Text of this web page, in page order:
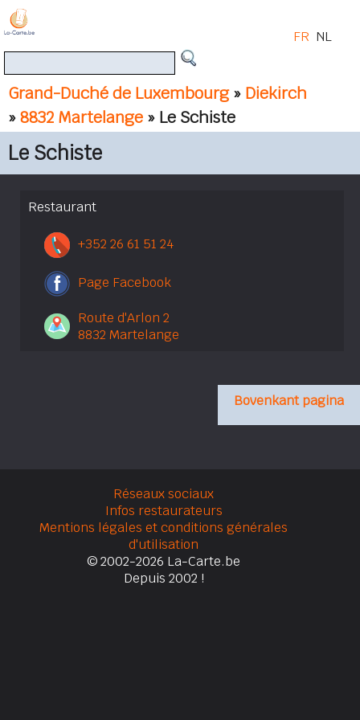
Grand-Duché de Luxembourg» Diekirch
»8832 Martelange » Le Schiste
FR NL
Le Schiste
Restaurant
+352 26 61 51 24
Page Facebook
Route d'Arlon 2
8832 Martelange
Bovenkant pagina
Réseaux sociaux
Infos restaurateurs
Mentions légales et conditions générales
d'utilisation
© 2002-2026 La-Carte.be
Depuis 2002 !